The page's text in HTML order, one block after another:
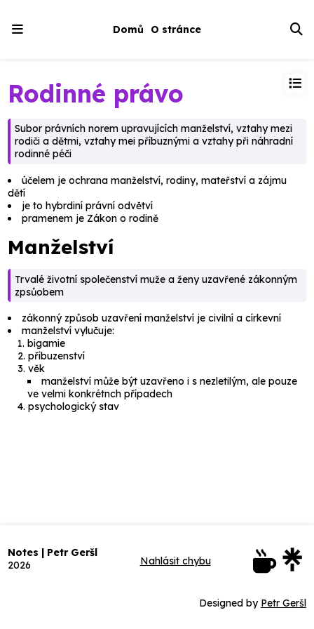
Domů O stránce
Rodinné právo
Subor právních norem upravujících manželství, vztahy mezi
rodiči a dětmi, vztahy mei příbuznými a vztahy při náhradní
rodinné péči
účelem je ochrana manželství, rodiny, mateřství a zájmu
dětí
je to hybrdiní právní odvětví
pramenem je Zákon o rodině
Manželství
Trvalé životní společenství muže a ženy uzavřené zákonným
zpsůobem
zákonný způsob uzavření manželství je civilní a církevní
manželství vylučuje:
bigamie
příbuzenství
věk
manželství může být uzavřeno i s nezletilým, ale pouze
ve velmi konkrétnch případech
psychologický stav
Notes | Petr Geršl
2026
Nahlásit chybu
Designed by Petr Geršl